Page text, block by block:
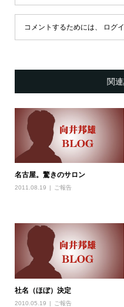
コメントするためには、 ログ
関
名古屋。驚きのサロン
2011.08.19 ご報告
社名（ほぼ）決定
2010.05.19 ご報告